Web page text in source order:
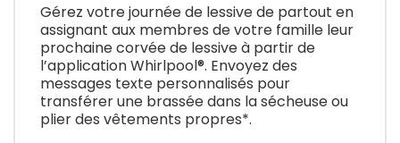
Gérez votre journée de lessive de partout en
assignant aux membres de votre famille leur
prochaine corvée de lessive à partir de
l’application Whirlpool®. Envoyez des
messages texte personnalisés pour
transférer une brassée dans la sécheuse ou
plier des vêtements propres*.